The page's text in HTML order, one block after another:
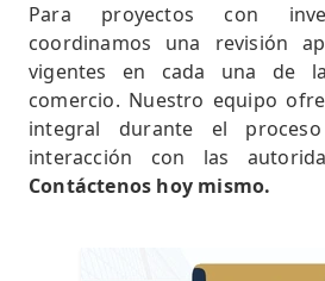
Para proyectos con
coordinamos una revisión
vigentes en cada una de
comercio. Nuestro equipo
integral durante el
interacción con las
Contáctenos hoy mismo.